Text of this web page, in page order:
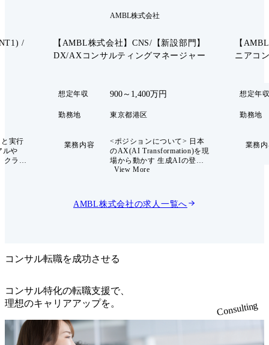
/
実行
ルや
クライ
ォーマ
マッ
ヤーフ
、デー
へと繋
AMBL株式会社
【AMBL株式会社】CNS/【新設部門】
DX/AXコンサルティングマネージャー
想定年収 900～1,400万円
勤務地 東京都港区
業務内容
<ポジションについて> 日本
のAX(AI Transformation)を現
場から動かす 生成AIの登場
により、多くの企業がAI活用
・現場で使われない ・ROIが
見えない という課題が数多く
のは単なるAI導入ではありま
Native実装、システム開発、
現場定着までを一気通貫で支
援し、AIを「導入する」から
します。 また、Dirbatoグル
View More
【
ニアコ
想定年
勤務地
業務
AMBL株式会社の求人一覧へ
コンサル転職を成功させる
コンサル特化の転職支援で、
理想のキャリアアップを。
Consulting